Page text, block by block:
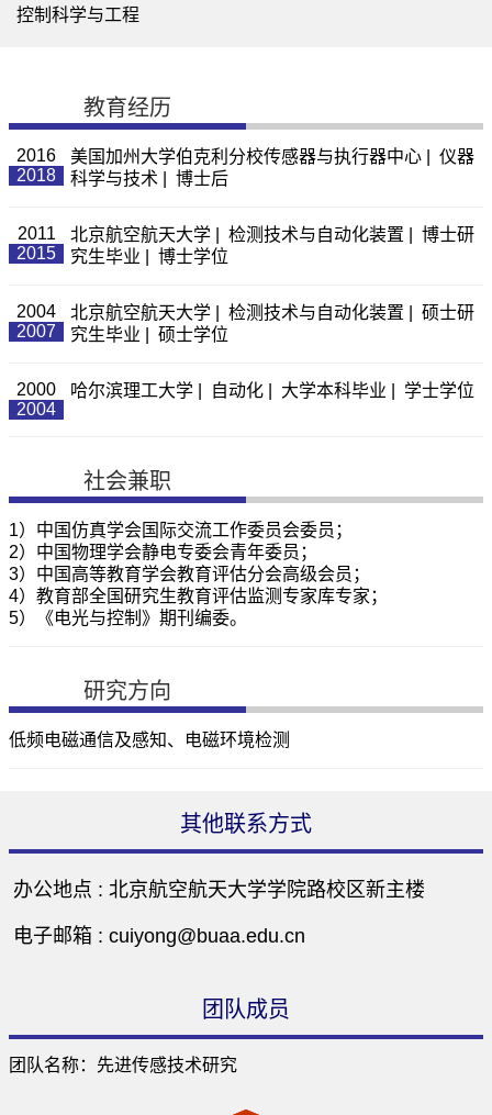
控制科学与工程
教育经历
2016
2018
美国加州大学伯克利分校传感器与执行器中心 | 仪器
科学与技术 | 博士后
2011
2015
北京航空航天大学 | 检测技术与自动化装置 | 博士研
究生毕业 | 博士学位
2004
2007
北京航空航天大学 | 检测技术与自动化装置 | 硕士研
究生毕业 | 硕士学位
2000
2004
哈尔滨理工大学 | 自动化 | 大学本科毕业 | 学士学位
社会兼职
1）中国仿真学会国际交流工作委员会委员；
2）中国物理学会静电专委会青年委员；
3）中国高等教育学会教育评估分会高级会员；
4）教育部全国研究生教育评估监测专家库专家；
5）《电光与控制》期刊编委。
研究方向
低频电磁通信及感知、电磁环境检测
其他联系方式
办公地点 :北京航空航天大学学院路校区新主楼
电子邮箱 :cuiyong@buaa.edu.cn
团队成员
团队名称：先进传感技术研究